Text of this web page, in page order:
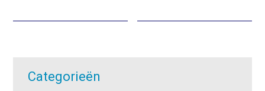
€26,95. €18,87.
€0,74. €0,52.
Categorieën